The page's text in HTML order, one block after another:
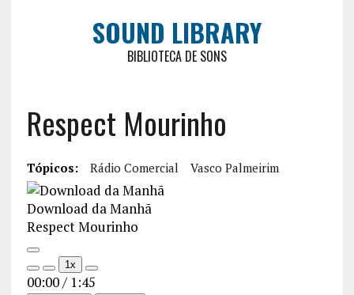
SOUND LIBRARY
BIBLIOTECA DE SONS
Respect Mourinho
Tópicos: Rádio Comercial Vasco Palmeirim
Download da Manhã
Respect Mourinho
1x
00:00/ 1:45